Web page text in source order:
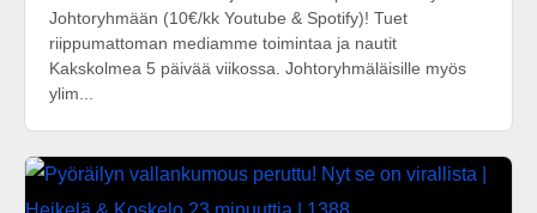
Johtoryhmään (10€/kk Youtube & Spotify)! Tuet
riippumattoman mediamme toimintaa ja nautit
Kakskolmea 5 päivää viikossa. Johtoryhmäläisille myös
ylim...